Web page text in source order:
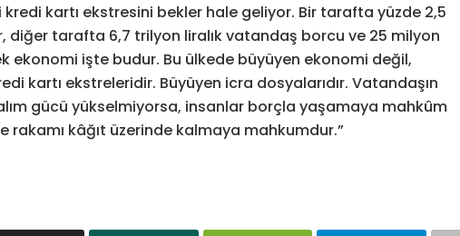
kartı ekstresini bekler hale geliyor. Bir tarafta yüzde 2,5
diğer tarafta 6,7 trilyon liralık vatandaş borcu ve 25 milyon
ekonomi işte budur. Bu ülkede büyüyen ekonomi değil,
kartı ekstreleridir. Büyüyen icra dosyalarıdır. Vatandaşın
gücü yükselmiyorsa, insanlar borçla yaşamaya mahkûm
rakamı kâğıt üzerinde kalmaya mahkumdur.”